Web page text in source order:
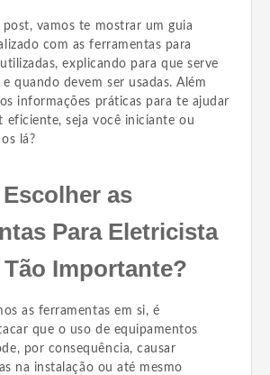
vamos te mostrar um guia
com as ferramentas para
explicando para que serve
quando devem ser usadas. Além
informações práticas para te ajudar
eficiente, seja você iniciante ou
lá?
as
Para Eletricista
Tão Importante?
as ferramentas em si, é
que o uso de equipamentos
por consequência, causar
na instalação ou até mesmo